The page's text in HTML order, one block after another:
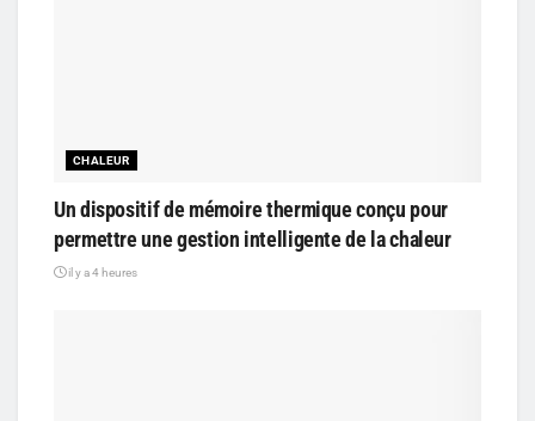
CHALEUR
Un dispositif de mémoire thermique conçu pour
permettre une gestion intelligente de la chaleur
il y a 4 heures